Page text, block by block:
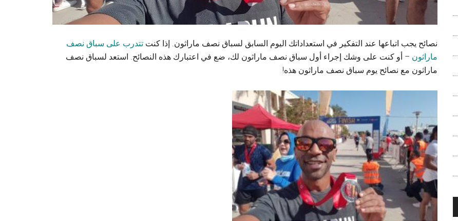
نصائح يجب اتباعها عند التفكير في استعداداتك اليوم السابق لسباق نصف ماراثون. إذا كنت تتدرب على سباق نصف
ماراثون – أو كنت على وشك إجراء أول سباق نصف ماراثون لك، ضع في اعتبارك هذه النصائح. استعد لسباق نصف
ماراثون مع نصائح يوم سباق نصف ماراثون هذه!